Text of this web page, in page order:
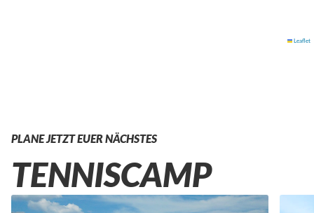
Leaflet
PLANE JETZT EUER NÄCHSTES
TENNISCAMP